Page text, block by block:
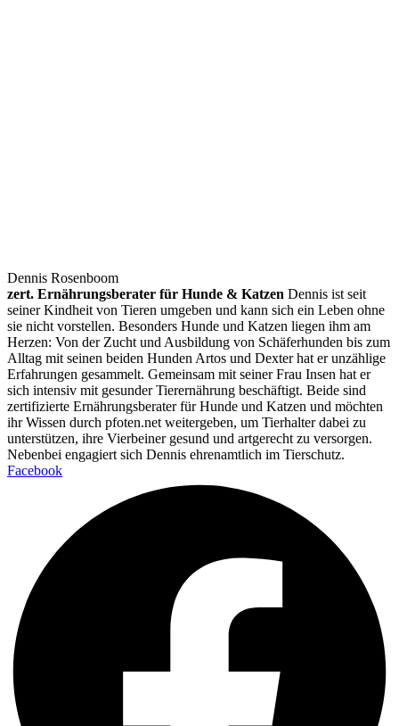
Dennis Rosenboom
zert. Ernährungsberater für Hunde & Katzen Dennis ist seit
seiner Kindheit von Tieren umgeben und kann sich ein Leben ohne
sie nicht vorstellen. Besonders Hunde und Katzen liegen ihm am
Herzen: Von der Zucht und Ausbildung von Schäferhunden bis zum
Alltag mit seinen beiden Hunden Artos und Dexter hat er unzählige
Erfahrungen gesammelt. Gemeinsam mit seiner Frau Insen hat er
sich intensiv mit gesunder Tierernährung beschäftigt. Beide sind
zertifizierte Ernährungsberater für Hunde und Katzen und möchten
ihr Wissen durch pfoten.net weitergeben, um Tierhalter dabei zu
unterstützen, ihre Vierbeiner gesund und artgerecht zu versorgen.
Nebenbei engagiert sich Dennis ehrenamtlich im Tierschutz.
Facebook